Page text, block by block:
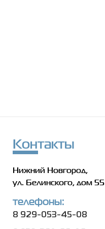
Контакты
Нижний Новгород,
ул. Белинского, дом 55
телефоны:
8 929-053-45-08